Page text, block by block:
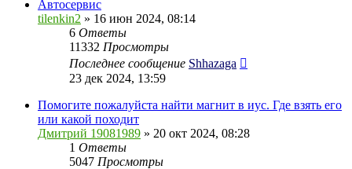
Автосервис
tilenkin2 » 16 июн 2024, 08:14
6 Ответы
11332 Просмотры
Последнее сообщение Shhazaga
23 дек 2024, 13:59
Помогите пожалуйста найти магнит в иус. Где взять его
или какой походит
Дмитрий 19081989 » 20 окт 2024, 08:28
1 Ответы
5047 Просмотры